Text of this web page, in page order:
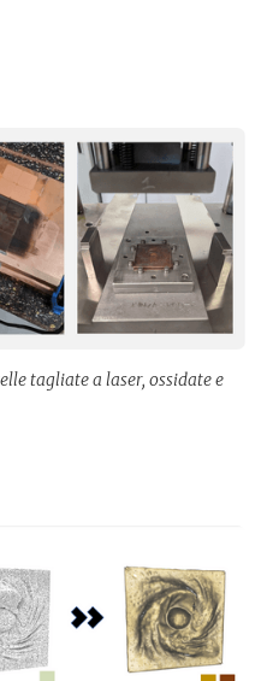
tagliate a laser, ossidate e